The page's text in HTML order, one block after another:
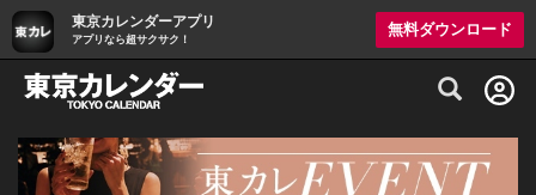
東京カレンダーアプリ
アプリなら超サクサク！
無料ダウンロード
グルメ情報・プレミアムレストラン予約